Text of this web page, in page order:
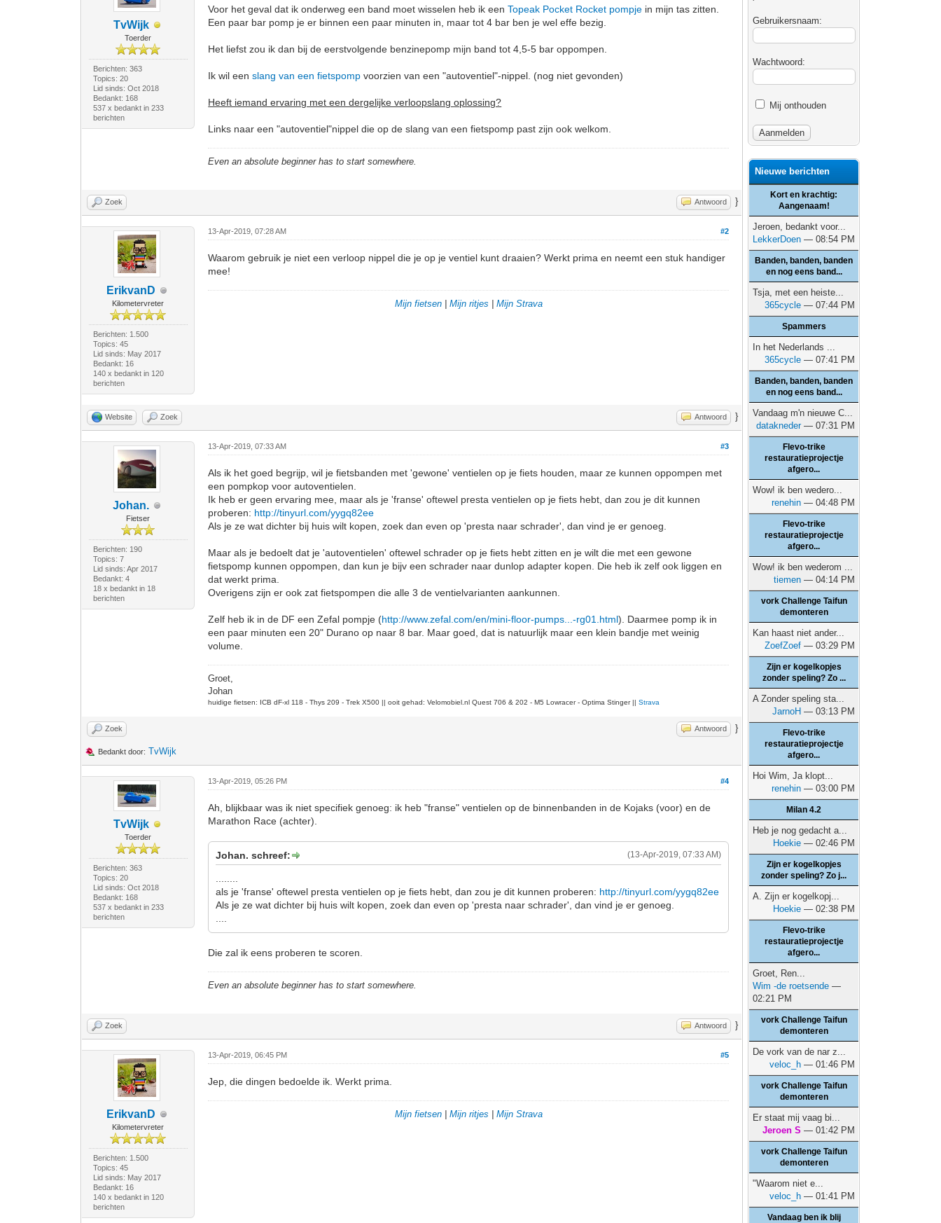
TvWijk
Toerder
Berichten: 363
Topics: 20
Lid sinds: Oct 2018
Bedankt: 168
537 x bedankt in 233
berichten
Voor het geval dat ik onderweg een band moet wisselen heb ik eenTopeak Pocket Rocket pompje in mijn tas zitten.
Een paar bar pomp je er binnen een paar minuten in, maar tot 4 bar ben je wel effe bezig.
Het liefst zou ik dan bij de eerstvolgende benzinepomp mijn band tot 4,5-5 bar oppompen.
Ik wil eenslang van een fietspomp voorzien van een "autoventiel"-nippel. (nog niet gevonden)
Heeft iemand ervaring met een dergelijke verloopslangoplossing?
Links naar een "autoventiel"nippel die op de slang van een fietspomp past zijn ook welkom.
Even an absolute beginner has to start somewhere.
Zoek Antwoord }
ErikvanD
Kilometervreter
Berichten: 1.500
Topics: 45
Lid sinds: May 2017
Bedankt: 16
140 x bedankt in 120
berichten
#2
13-Apr-2019, 07:28 AM
Waarom gebruik je niet een verloop nippel die je op je ventiel kunt draaien? Werkt prima en neemt een stuk handiger
mee!
Mijn fietsen| Mijn ritjes Mijn Strava
Website Zoek Antwoord }
Johan.
Fietser
Berichten: 190
Topics: 7
Lid sinds: Apr 2017
Bedankt: 4
18 x bedankt in 18
berichten
#3
13-Apr-2019, 07:33 AM
Als ik het goed begrijp, wil je fietsbanden met 'gewone' ventielen op je fiets houden, maar ze kunnen oppompen met
een pompkop voor autoventielen.
Ik heb er geen ervaring mee, maar als je 'franse' oftewel presta ventielen op je fiets hebt, dan zou je dit kunnen
proberen: http://tinyurl.com/yygq82ee
Als je ze wat dichter bij huis wilt kopen, zoek dan even op 'presta naar schrader', dan vind je er genoeg.
Maar als je bedoelt dat je 'autoventielen' oftewel schrader op je fiets hebt zitten en je wilt die met een gewone
fietspomp kunnen oppompen, dan kun je bijv een schrader naar dunlop adapter kopen. Die heb ik zelf ook liggen en
dat werkt prima.
Overigens zijn er ook zat fietspompen die alle 3 de ventielvarianten aankunnen.
Zelf heb ik in de DF een Zefal pompje (http://www.zefal.com/en/mini-floor-pumps...-rg01.html). Daarmee pomp ik in
een paar minuten een 20" Durano op naar 8 bar. Maar goed, dat is natuurlijk maar een klein bandje met weinig
volume.
Groet,
Johan
huidige fietsen: ICB dF-xl 118 - Thys 209 - Trek X500 || ooit gehad: Velomobiel.nl Quest 706 & 202 - M5 Lowracer - Optima Stinger ||Strava
Zoek Antwoord }
Bedankt door: TvWijk
TvWijk
Toerder
Berichten: 363
Topics: 20
Lid sinds: Oct 2018
Bedankt: 168
537 x bedankt in 233
berichten
#4
13-Apr-2019, 05:26 PM
Ah, blijkbaar was ik niet specifiek genoeg: ik heb "franse" ventielen op de binnenbanden in de Kojaks (voor) en de
Marathon Race (achter).
(13-Apr-2019, 07:33 AM)
Johan. schreef:
als je 'franse' oftewel presta ventielen op je fiets hebt, dan zou je dit kunnen proberen: http://tinyurl.com/yygq82ee
Als je ze wat dichter bij huis wilt kopen, zoek dan even op 'presta naar schrader', dan vind je er genoeg.
Die zal ik eens proberen te scoren.
Even an absolute beginner has to start somewhere.
Zoek Antwoord }
ErikvanD
Kilometervreter
Berichten: 1.500
Topics: 45
Lid sinds: May 2017
Bedankt: 16
140 x bedankt in 120
berichten
#5
13-Apr-2019, 06:45 PM
Jep, die dingen bedoelde ik. Werkt prima.
Mijn fietsen| Mijn ritjes Mijn Strava
Gebruikersnaam:
Wachtwoord:
Mij onthouden
Nieuwe berichten
Kort en krachtig:
Aangenaam!
Jeroen, bedankt voor...
LekkerDoen — 08:54 PM
Banden, banden, banden
en nog eens band...
Tsja, met een heiste...
365cycle — 07:44 PM
Spammers
In het Nederlands ...
365cycle — 07:41 PM
Banden, banden, banden
en nog eens band...
Vandaag m'n nieuwe C...
datakneder— 07:31 PM
Flevo-trike
restauratieprojectje
afgero...
Wow! ik ben wedero...
renehin — 04:48 PM
Flevo-trike
restauratieprojectje
afgero...
Wow! ik ben wederom ...
tiemen — 04:14 PM
vork Challenge Taifun
demonteren
Kan haast niet ander...
ZoefZoef — 03:29 PM
Zijn er kogelkopjes
zonder speling? Zo ...
A Zonder speling sta...
JarnoH — 03:13 PM
Flevo-trike
restauratieprojectje
afgero...
Hoi Wim, Ja klopt...
renehin — 03:00 PM
Milan 4.2
Heb je nog gedacht a...
Hoekie — 02:46 PM
Zijn er kogelkopjes
zonder speling? Zo j...
A. Zijn er kogelkopj...
Hoekie — 02:38 PM
Flevo-trike
restauratieprojectje
afgero...
Groet, Ren...
Wim -de roetsende —
02:21 PM
vork Challenge Taifun
demonteren
De vork van de nar z...
veloc_h — 01:46 PM
vork Challenge Taifun
demonteren
Er staat mij vaag bi...
Jeroen S — 01:42 PM
vork Challenge Taifun
demonteren
"Waarom niet e...
veloc_h — 01:41 PM
Vandaag ben ik blij